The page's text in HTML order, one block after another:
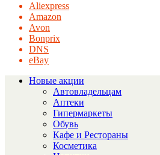
Aliexpress
Amazon
Avon
Bonprix
DNS
eBay
Новые акции
Автовладельцам
Аптеки
Гипермаркеты
Обувь
Кафе и Рестораны
Косметика